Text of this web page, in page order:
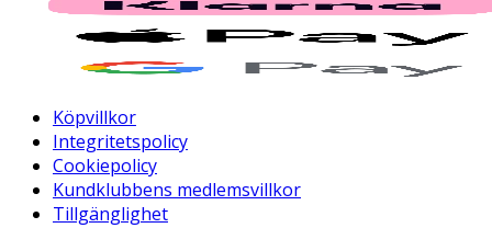
Köpvillkor
Integritetspolicy
Cookiepolicy
Kundklubbens medlemsvillkor
Tillgänglighet